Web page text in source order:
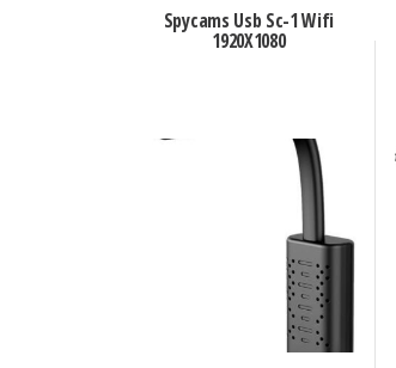
Spycams Usb Sc-1 Wifi
1920X1080